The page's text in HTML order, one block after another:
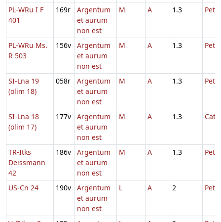
PL-WRu I F
401
169r
Argentum
et aurum
non est
M A 1.3
PL-WRu Ms.
R 503
156v
Argentum
et aurum
non est
M A 1.3 Petri
SI-Lna 19
(olim 18)
058r
Argentum
et aurum
non est
M A 1.3
SI-Lna 18
(olim 17)
177v
Argentum
et aurum
non est
M A 1.3
TR-Itks
Deissmann
42
186v
Argentum
et aurum
non est
M A 1.3 Petri
US-Cn 24 190v
Argentum
et aurum
non est
L A 2